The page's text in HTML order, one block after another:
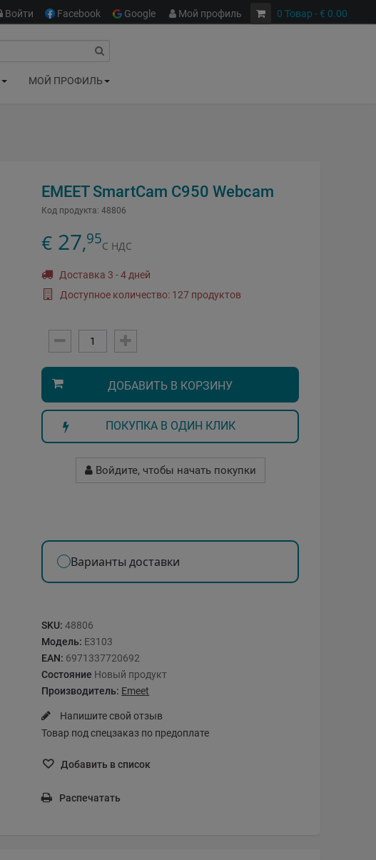
0 Товар - € 0.00
Войти Facebook Google Мой профиль
МОЙ ПРОФИЛЬ
EMEET SmartCam C950 Webcam
Код продукта: 48806
€ 27,95С НДС
Доставка 3 - 4 дней
Доступное количество: 127 продуктов
ДОБАВИТЬ В КОРЗИНУ
ПОКУПКА В ОДИН КЛИК
Войдите, чтобы начать покупки
Варианты доставки
SKU: 48806
Модель: E3103
EAN: 6971337720692
Состояние Новый продукт
Производитель: Emeet
Напишите свой отзыв
Товар под спецзаказ по предоплате
Добавить в список
Распечатать